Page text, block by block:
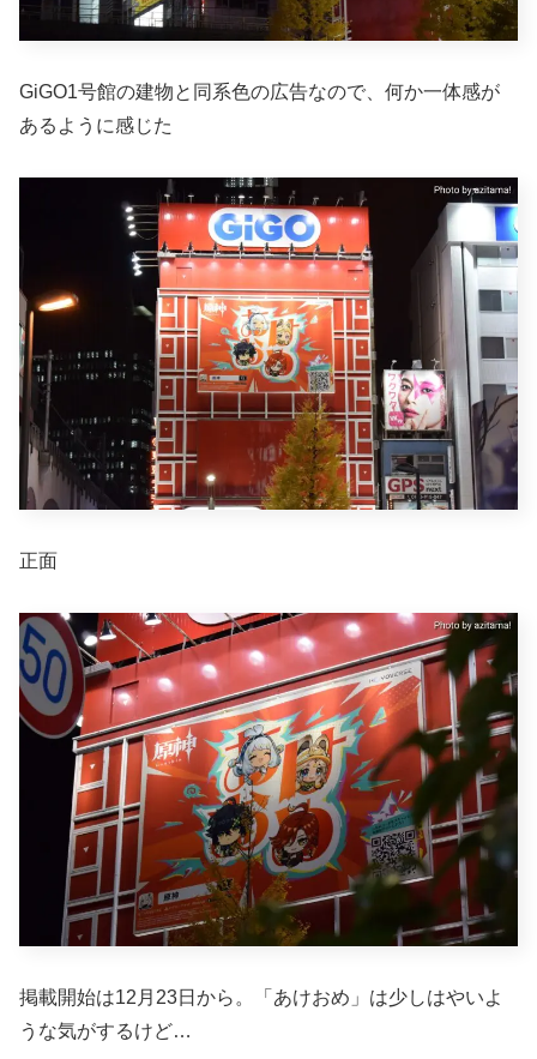
GiGO1号館の建物と同系色の広告なので、何か一体感が
あるように感じた
正面
掲載開始は12月23日から。「あけおめ」は少しはやいよ
うな気がするけど…